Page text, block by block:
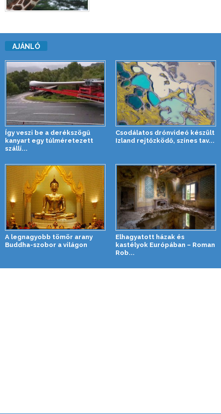
AJÁNLÓ
Így veszi be a derékszögű
kanyart egy túlméretezett
szállí...
Csodálatos drónvideó készült
Izland rejtőzködő, színes tav...
A legnagyobb tömör arany
Buddha-szobor a világon
Elhagyatott házak és
kastélyok Európában – Roman
Rob...